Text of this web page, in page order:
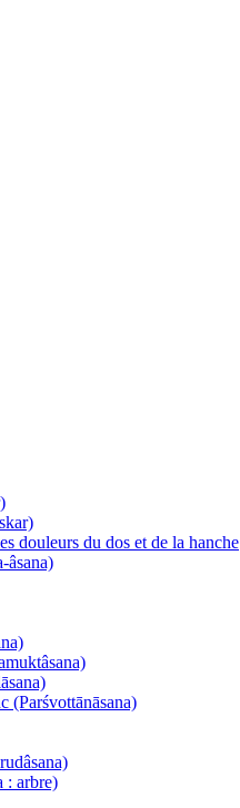
douleurs du dos et de la hanche
âsana)
(Parśvottānāsana)
: arbre)